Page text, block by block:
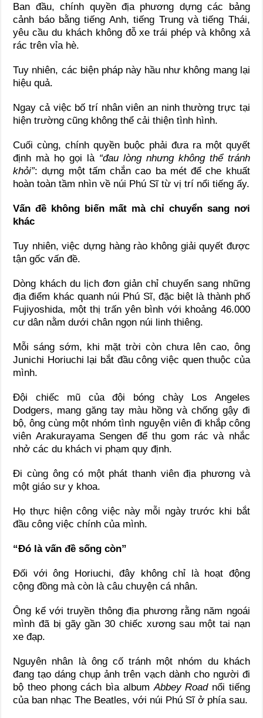
Ban đầu, chính quyền địa phương dựng các bảng
cảnh báo bằng tiếng Anh, tiếng Trung và tiếng Thái,
yêu cầu du khách không đỗ xe trái phép và không xả
rác trên vỉa hè.
Tuy nhiên, các biện pháp này hầu như không mang lại
hiệu quả.
Ngay cả việc bố trí nhân viên an ninh thường trực tại
hiện trường cũng không thể cải thiện tình hình.
Cuối cùng, chính quyền buộc phải đưa ra một quyết
định mà họ gọi là “đau lòng nhưng không thể tránh
khỏi”: dựng một tấm chắn cao ba mét để che khuất
hoàn toàn tầm nhìn về núi Phú Sĩ từ vị trí nổi tiếng ấy.
Vấn đề không biến mất mà chỉ chuyển sang nơi
khác
Tuy nhiên, việc dựng hàng rào không giải quyết được
tận gốc vấn đề.
Dòng khách du lịch đơn giản chỉ chuyển sang những
địa điểm khác quanh núi Phú Sĩ, đặc biệt là thành phố
Fujiyoshida, một thị trấn yên bình với khoảng 46.000
cư dân nằm dưới chân ngọn núi linh thiêng.
Mỗi sáng sớm, khi mặt trời còn chưa lên cao, ông
Junichi Horiuchi lại bắt đầu công việc quen thuộc của
mình.
Đội chiếc mũ của đội bóng chày Los Angeles
Dodgers, mang găng tay màu hồng và chống gậy đi
bộ, ông cùng một nhóm tình nguyện viên đi khắp công
viên Arakurayama Sengen để thu gom rác và nhắc
nhở các du khách vi phạm quy định.
Đi cùng ông có một phát thanh viên địa phương và
một giáo sư y khoa.
Họ thực hiện công việc này mỗi ngày trước khi bắt
đầu công việc chính của mình.
“Đó là vấn đề sống còn”
Đối với ông Horiuchi, đây không chỉ là hoạt động
cộng đồng mà còn là câu chuyện cá nhân.
Ông kể với truyền thông địa phương rằng năm ngoái
mình đã bị gãy gần 30 chiếc xương sau một tai nạn
xe đạp.
Nguyên nhân là ông cố tránh một nhóm du khách
đang tạo dáng chụp ảnh trên vạch dành cho người đi
bộ theo phong cách bìa album Abbey Roadnổi tiếng
của ban nhạc The Beatles, với núi Phú Sĩ ở phía sau.